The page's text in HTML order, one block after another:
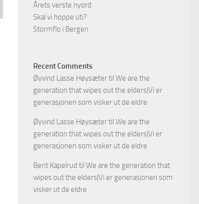
Årets verste nyord
Skal vi hoppe uti?
Stormflo i Bergen
Recent Comments
Øyvind Lasse Høysætertil We are the
generation that wipes out the elders|Vi er
generasjonen som visker ut de eldre
Øyvind Lasse Høysætertil We are the
generation that wipes out the elders|Vi er
generasjonen som visker ut de eldre
Berit Kapelrud til We are the generation that
wipes out the elders|Vi er generasjonen som
visker ut de eldre